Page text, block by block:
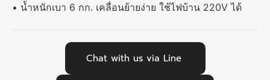
• น้ำหนักเบา 6 กก. เคลื่อนย้ายง่าย ใช้ไฟบ้าน 220V ได้
Chat with us via Line